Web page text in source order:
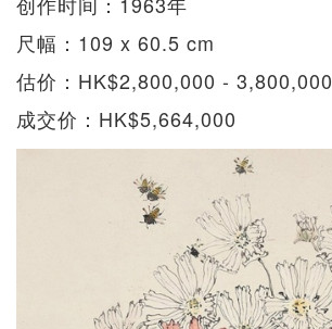
尺幅：109 x 60.5 cm
估价：HK$2,800,000 - 3,800,000
成交价：HK$5,664,000